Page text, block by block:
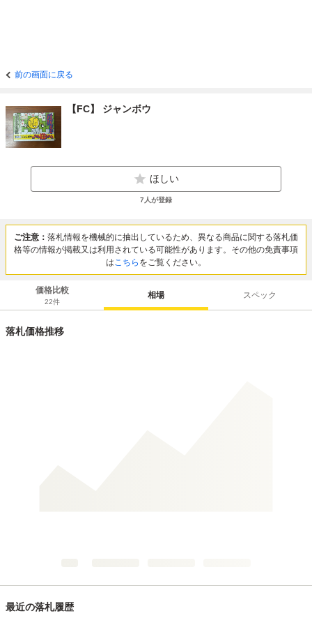
前の画面に戻る
【FC】 ジャンボウ
ほしい
7 人が登録
ご注意： 落札情報を機械的に抽出しているため、異なる商品に関する落札価
格等の情報が掲載又は利用されている可能性があります。その他の免責事項
はこちら をご覧ください。
価格比較
22件
相場 スペック
落札価格推移
最近の落札履歴